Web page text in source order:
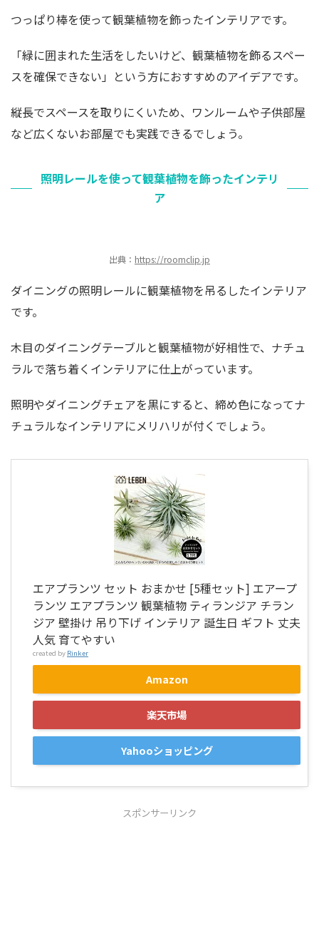
つっぱり棒を使って観葉植物を飾ったインテリアです。
「緑に囲まれた生活をしたいけど、観葉植物を飾るスペー
スを確保できない」という方におすすめのアイデアです。
縦長でスペースを取りにくいため、ワンルームや子供部屋
など広くないお部屋でも実践できるでしょう。
照明レールを使って観葉植物を飾ったインテリ
ア
出典： https://roomclip.jp
ダイニングの照明レールに観葉植物を吊るしたインテリア
です。
木目のダイニングテーブルと観葉植物が好相性で、ナチュ
ラルで落ち着くインテリアに仕上がっています。
照明やダイニングチェアを黒にすると、締め色になってナ
チュラルなインテリアにメリハリが付くでしょう。
エアプランツ セット おまかせ [5種セット] エアープ
ランツ エアプランツ 観葉植物 ティランジア チラン
ジア 壁掛け 吊り下げ インテリア 誕生日 ギフト 丈夫
人気 育てやすい
created by Rinker
Amazon
楽天市場
Yahooショッピング
スポンサーリンク